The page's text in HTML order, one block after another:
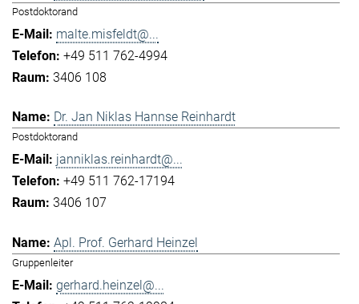
Postdoktorand
malte.misfeldt@...
+49 511 762-4994
3406 108
Dr. Jan Niklas Hannse Reinhardt
Postdoktorand
janniklas.reinhardt@...
+49 511 762-17194
3406 107
Apl. Prof. Gerhard Heinzel
Gruppenleiter
gerhard.heinzel@...